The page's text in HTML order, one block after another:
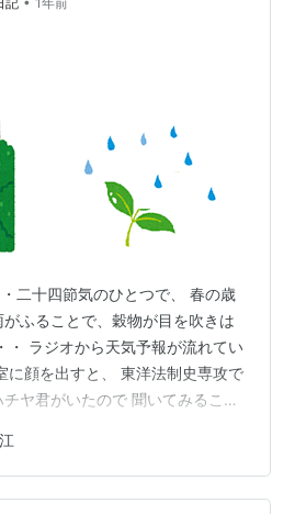
二十四節気のひとつで、 春の歳
ふることで、穀物が目を吹きは
・ ラジオから天気予報が流れてい
に顔を出すと、 東洋法制史専攻で
ヤ君がいたので 聞いてみること
いやぁ・・・今朝、天気予報で
」 ハ「字のとおり、田の準備が
時期って意味ですよ。 なにか、